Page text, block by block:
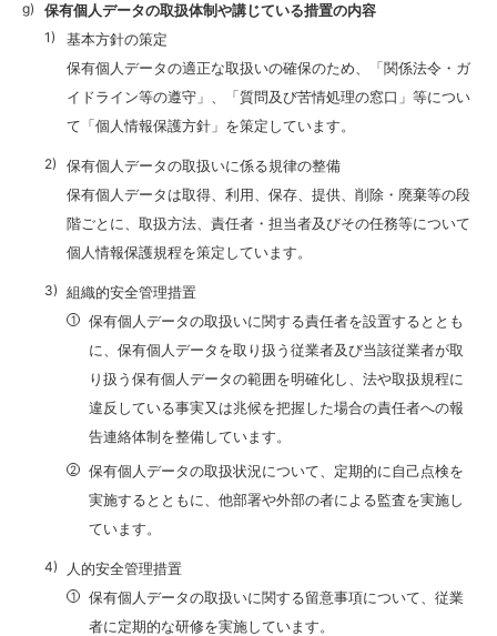
保有個人データの取扱体制や講じている措置の内容
基本方針の策定
保有個人データの適正な取扱いの確保のため、「関係法令・ガ
イドライン等の遵守」、「質問及び苦情処理の窓口」等につい
て「個人情報保護方針」を策定しています。
保有個人データの取扱いに係る規律の整備
保有個人データは取得、利用、保存、提供、削除・廃棄等の段
階ごとに、取扱方法、責任者・担当者及びその任務等について
個人情報保護規程を策定しています。
組織的安全管理措置
保有個人データの取扱いに関する責任者を設置するととも
に、保有個人データを取り扱う従業者及び当該従業者が取
り扱う保有個人データの範囲を明確化し、法や取扱規程に
違反している事実又は兆候を把握した場合の責任者への報
告連絡体制を整備しています。
保有個人データの取扱状況について、定期的に自己点検を
実施するとともに、他部署や外部の者による監査を実施し
ています。
人的安全管理措置
保有個人データの取扱いに関する留意事項について、従業
者に定期的な研修を実施しています。